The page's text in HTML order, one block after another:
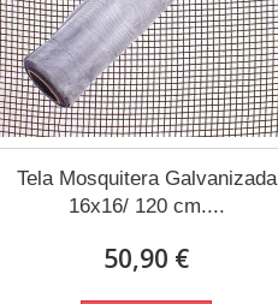
Tela Mosquitera Galvanizada
16x16/ 120 cm....
50,90 €